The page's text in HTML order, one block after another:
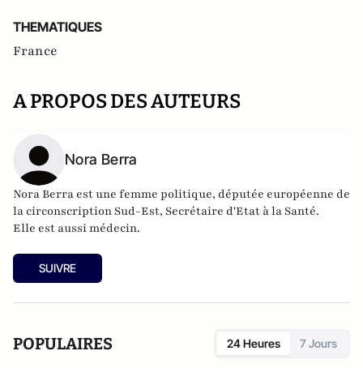
THEMATIQUES
France
A PROPOS DES AUTEURS
Nora Berra
Nora Berra est une femme politique, députée européenne de
la circonscription Sud-Est, Secrétaire d'Etat à la Santé.
Elle est aussi médecin.
SUIVRE
POPULAIRES 24 Heures 7 Jours